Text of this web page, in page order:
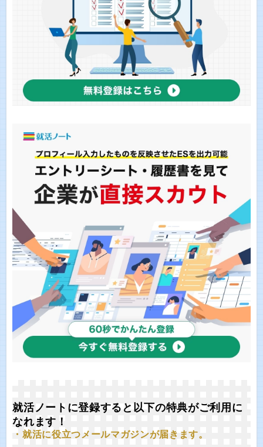
就活ノートに登録すると以下の特典がご利用に
なれます！
・就活に役立つメールマガジンが届きます。